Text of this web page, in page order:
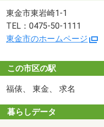
東金市東岩崎1-1
TEL：0475-50-1111
東金市のホームページ
この市区の駅
福俵、 東金、 求名
暮らしデータ